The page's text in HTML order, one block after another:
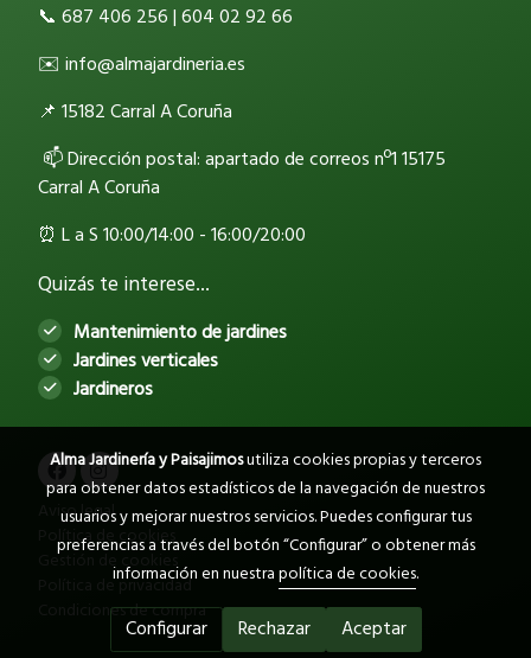
📞 687 406 256 | 604 02 92 66
✉️ info@almajardineria.es
📌 15182 Carral A Coruña
📫 Dirección postal: apartado de correos nº1 15175
Carral A Coruña
⏰ L a S 10:00/14:00 - 16:00/20:00
Quizás te interese...
Mantenimiento de jardines
Jardines verticales
Jardineros
Aviso legal
Política de cookies
Gestión de cookies
Política de privacidad
Condiciones de compra
Alma Jardinería y Paisajimosutiliza cookies propias y terceros
para obtener datos estadísticos de la navegación de nuestros
usuarios y mejorar nuestros servicios. Puedes configurar tus
preferencias a través del botón “Configurar” o obtener más
información en nuestrapolítica de cookies.
Configurar Rechazar Aceptar